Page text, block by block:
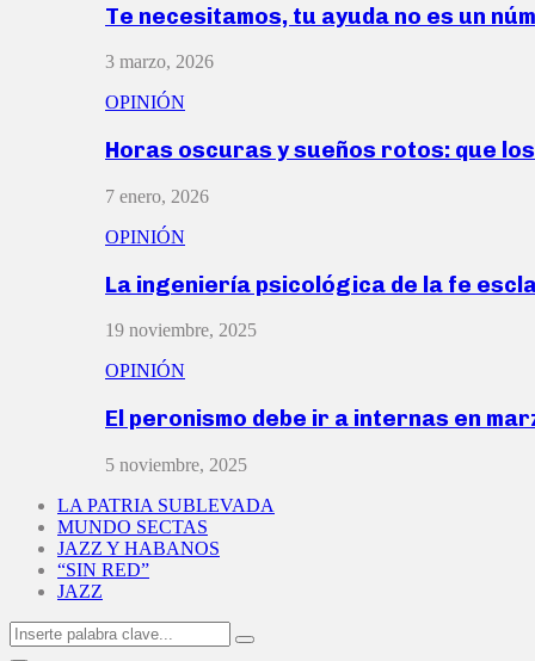
Te necesitamos, tu ayuda no es un
3 marzo, 2026
OPINIÓN
Horas oscuras y sueños rotos: que
7 enero, 2026
OPINIÓN
La ingeniería psicológica de la fe
19 noviembre, 2025
OPINIÓN
El peronismo debe ir a internas en
5 noviembre, 2025
LA PATRIA SUBLEVADA
MUNDO SECTAS
JAZZ Y HABANOS
“SIN RED”
JAZZ
Search
for:
Search